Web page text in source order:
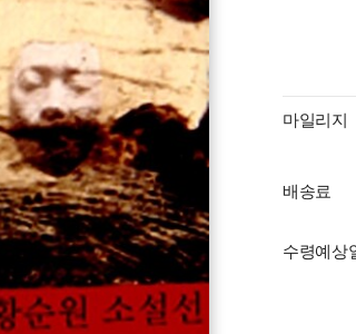
마일리지
배송료
수령예상